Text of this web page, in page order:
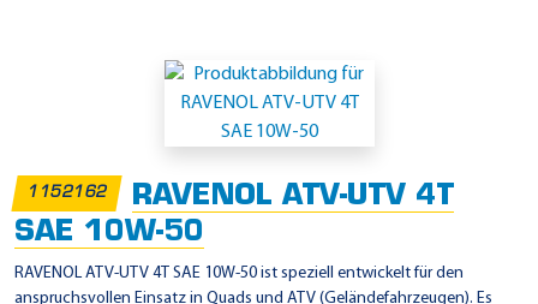
1152162
RAVENOL ATV-UTV 4T
SAE 10W-50
RAVENOL ATV-UTV 4T SAE 10W-50 ist speziell entwickelt für den
anspruchsvollen Einsatz in Quads und ATV (Geländefahrzeugen). Es